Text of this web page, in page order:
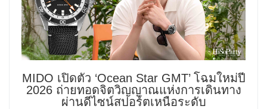
MIDO เปิดตัว ‘Ocean Star GMT’ โฉมใหม่ปี
2026 ถ่ายทอดจิตวิญญาณแห่งการเดินทาง
ผ่านดีไซน์สปอร์ตเหนือระดับ